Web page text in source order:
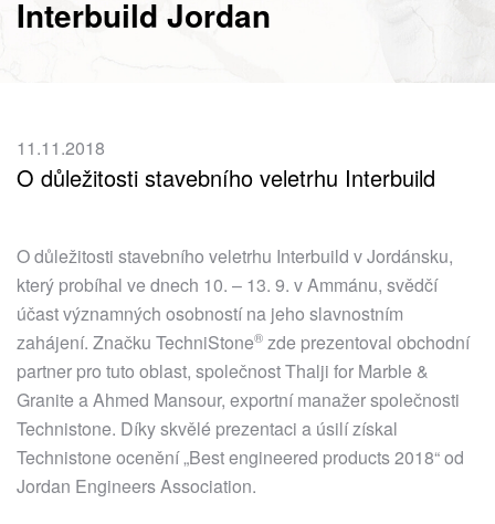
Interbuild Jordan
11.11.2018
O důležitosti stavebního veletrhu Interbuild
O důležitosti stavebního veletrhu Interbuild v Jordánsku,
který probíhal ve dnech 10. – 13. 9. v Ammánu, svědčí
účast významných osobností na jeho slavnostním
zahájení. Značku TechniStone® zde prezentoval obchodní
partner pro tuto oblast, společnost Thalji for Marble &
Granite a Ahmed Mansour, exportní manažer společnosti
Technistone. Díky skvělé prezentaci a úsilí získal
Technistone ocenění „Best engineered products 2018“ od
Jordan Engineers Association.